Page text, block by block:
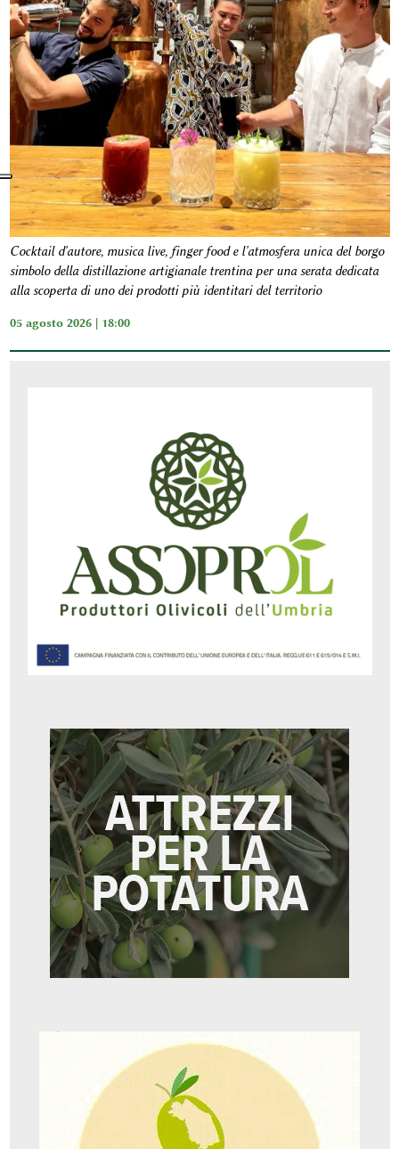
Cocktail d'autore, musica live, finger food e l'atmosfera unica del borgo
simbolo della distillazione artigianale trentina per una serata dedicata
alla scoperta di uno dei prodotti più identitari del territorio
05 agosto 2026 | 18:00